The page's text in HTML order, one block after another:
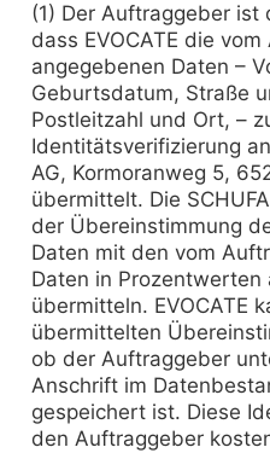
(1) Der Auftraggeber ist
dass EVOCATE die
angegebenen Daten –
Geburtsdatum, Straße
Postleitzahl und Ort, –
Identitätsverifizierung
AG, Kormoranweg 5,
übermittelt. Die
der Übereinstimmung
Daten mit den vom
Daten in Prozentwerten
übermitteln. EVOCATE
übermittelten
ob der Auftraggeber
Anschrift im
gespeichert ist. Diese
den Auftraggeber